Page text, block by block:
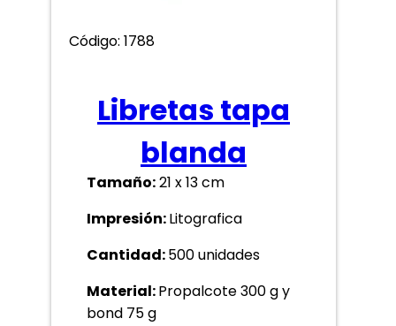
Código: 1788
Libretas tapa
blanda
Tamaño:21 x 13 cm
Impresión:Litografica
Cantidad:500 unidades
Material:Propalcote 300 g y
bond 75 g